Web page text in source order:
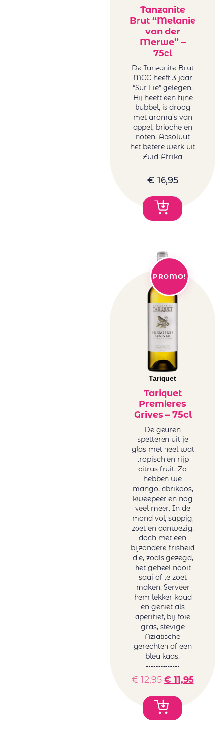
Tanzanite
Brut “Melanie
van der
Merwe” –
75cl
De Tanzanite Brut
MCC heeft 3 jaar
“Sur Lie” gelegen.
Hij heeft een fijne
bubbel, is droog
met aroma’s van
appel, brioche en
noten. Absoluut
het betere werk uit
Zuid-Afrika
€ 16,95
PROMO!
Tariquet
Tariquet
Premieres
Grives – 75cl
De geuren
spetteren uit je
glas met heel wat
tropisch en rijp
citrus fruit. Zo
hebben we
mango, abrikoos,
kweepeer en nog
veel meer. In de
mond vol, sappig,
zoet en aanwezig,
doch met een
bijzondere frisheid
die, zoals gezegd,
het geheel nooit
saai of te zoet
maken. Serveer
hem lekker koud
en geniet als
aperitief, bij foie
gras, stevige
Aziatische
gerechten of een
bleu kaas.
€12,95 € 11,95